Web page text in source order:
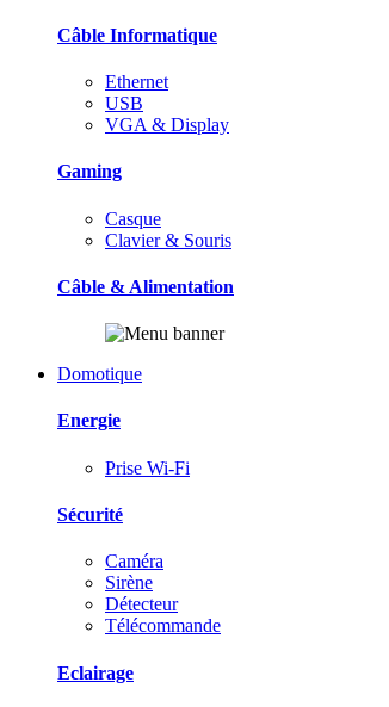
Câble Informatique
Ethernet
USB
VGA & Display
Gaming
Casque
Clavier & Souris
Câble & Alimentation
Domotique
Energie
Prise Wi-Fi
Sécurité
Caméra
Sirène
Détecteur
Télécommande
Eclairage